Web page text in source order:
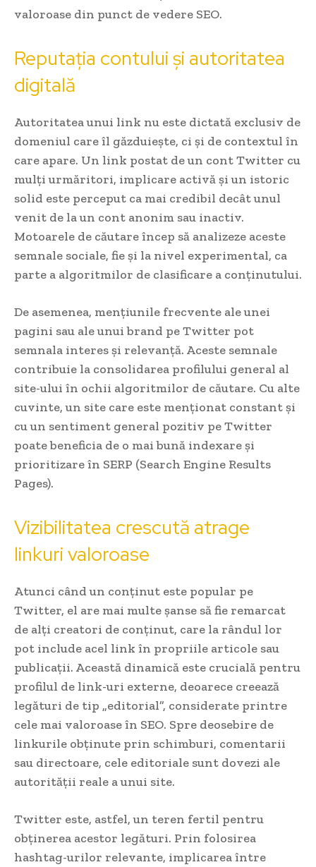
valoroase din punct de vedere SEO.
Reputația contului și autoritatea
digitală
Autoritatea unui link nu este dictată exclusiv de
domeniul care îl găzduiește, ci și de contextul în
care apare. Un link postat de un cont Twitter cu
mulți urmăritori, implicare activă și un istoric
solid este perceput ca mai credibil decât unul
venit de la un cont anonim sau inactiv.
Motoarele de căutare încep să analizeze aceste
semnale sociale, fie și la nivel experimental, ca
parte a algoritmilor de clasificare a conținutului.
De asemenea, mențiunile frecvente ale unei
pagini sau ale unui brand pe Twitter pot
semnala interes și relevanță. Aceste semnale
contribuie la consolidarea profilului general al
site-ului în ochii algoritmilor de căutare. Cu alte
cuvinte, un site care este menționat constant și
cu un sentiment general pozitiv pe Twitter
poate beneficia de o mai bună indexare și
prioritizare în SERP (Search Engine Results
Pages).
Vizibilitatea crescută atrage
linkuri valoroase
Atunci când un conținut este popular pe
Twitter, el are mai multe șanse să fie remarcat
de alți creatori de conținut, care la rândul lor
pot include acel link în propriile articole sau
publicații. Această dinamică este crucială pentru
profilul de link-uri externe, deoarece creează
legături de tip „editorial”, considerate printre
cele mai valoroase în SEO. Spre deosebire de
linkurile obținute prin schimburi, comentarii
sau directoare, cele editoriale sunt dovezi ale
autorității reale a unui site.
Twitter este, astfel, un teren fertil pentru
obținerea acestor legături. Prin folosirea
hashtag-urilor relevante, implicarea între